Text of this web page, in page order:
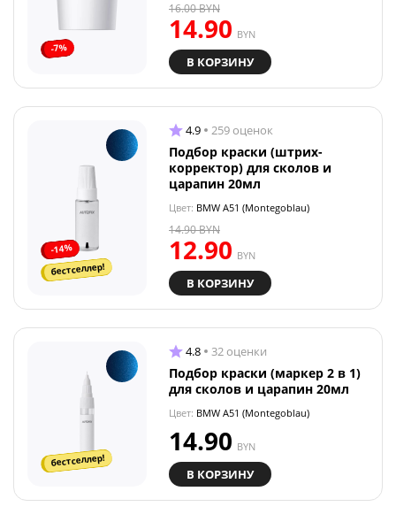
-7%
14.90 BYN
16.00BYN
В КОРЗИНУ
-14%
бестселлер!
4.9 259 оценок
Подбор краски (штрих-
корректор) для сколов и
царапин 20мл
Цвет: BMW A51 (Montegoblau)
12.90 BYN
14.90BYN
В КОРЗИНУ
бестселлер!
4.8 32 оценки
Подбор краски (маркер 2 в 1)
для сколов и царапин 20мл
Цвет: BMW A51 (Montegoblau)
14.90 BYN
В КОРЗИНУ